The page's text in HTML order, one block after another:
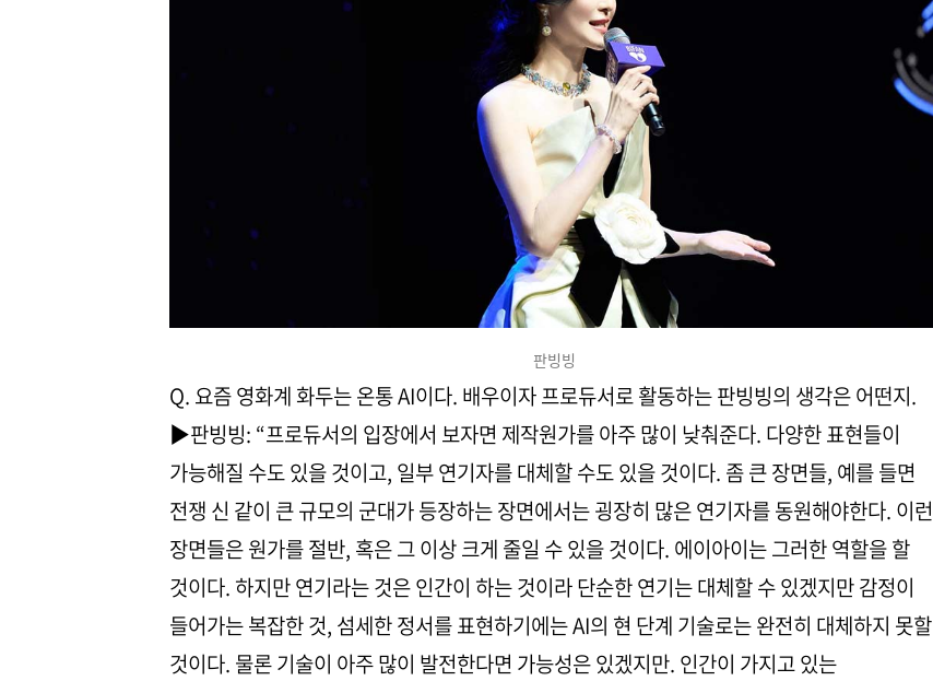
판빙빙
Q. 요즘 영화계 화두는 온통 AI이다. 배우이자 프로듀서로 활동하는 판빙빙의 생각은 어떤지.
▶판빙빙: “프로듀서의 입장에서 보자면 제작원가를 아주 많이 낮춰준다. 다양한 표현들이
가능해질 수도 있을 것이고, 일부 연기자를 대체할 수도 있을 것이다. 좀 큰 장면들, 예를 들면
전쟁 신 같이 큰 규모의 군대가 등장하는 장면에서는 굉장히 많은 연기자를 동원해야한다. 이런
장면들은 원가를 절반, 혹은 그 이상 크게 줄일 수 있을 것이다. 에이아이는 그러한 역할을 할
것이다. 하지만 연기라는 것은 인간이 하는 것이라 단순한 연기는 대체할 수 있겠지만 감정이
들어가는 복잡한 것, 섬세한 정서를 표현하기에는 AI의 현 단계 기술로는 완전히 대체하지 못할
것이다. 물론 기술이 아주 많이 발전한다면 가능성은 있겠지만. 인간이 가지고 있는